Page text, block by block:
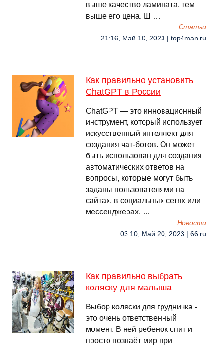
выше качество ламината, тем
выше его цена. Ш …
Cтатьи
21:16, Май 10, 2023 | top4man.ru
Как правильно установить
ChatGPT в России
ChatGPT — это инновационный
инструмент, который использует
искусственный интеллект для
создания чат-ботов. Он может
быть использован для создания
автоматических ответов на
вопросы, которые могут быть
заданы пользователями на
сайтах, в социальных сетях или
мессенджерах. …
Новости
03:10, Май 20, 2023 | 66.ru
Как правильно выбрать
коляску для малыша
Выбор коляски для грудничка -
это очень ответственный
момент. В ней ребенок спит и
просто познаёт мир при